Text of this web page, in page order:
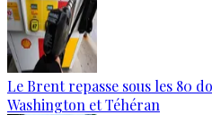
Le Brent repasse sous les 80
Washington et Téhéran